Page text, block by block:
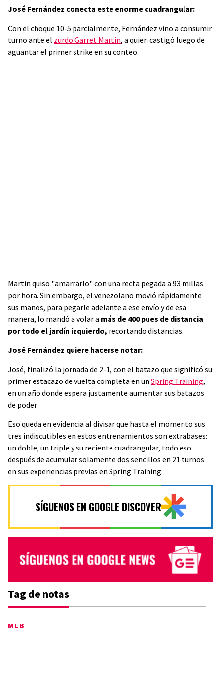
José Fernández conecta este enorme cuadrangular:
Con el choque 10-5 parcialmente, Fernández vino a consumir
turno ante el zurdo Garret Martin, a quien castigó luego de
aguantar el primer strike en su conteo.
Martin quiso "amarrarlo" con una recta pegada a 93 millas
por hora. Sin embargo, el venezolano movió rápidamente
sus manos, para pegarle adelante a ese envío y de esa
manera, lo mandó a volar a más de 400 pues de distancia
por todo el jardín izquierdo, recortando distancias.
José Fernández quiere hacerse notar:
José, finalizó la jornada de 2-1, con el batazo que significó su
primer estacazo de vuelta completa en un Spring Training,
en un año donde espera justamente aumentar sus batazos
de poder.
Eso queda en evidencia al divisar que hasta el momento sus
tres indiscutibles en estos entrenamientos son extrabases:
un doble, un triple y su reciente cuadrangular, todo eso
después de acumular solamente dos sencillos en 21 turnos
en sus experiencias previas en Spring Training.
SÍGUENOS EN GOOGLE DISCOVER
Tag de notas
MLB